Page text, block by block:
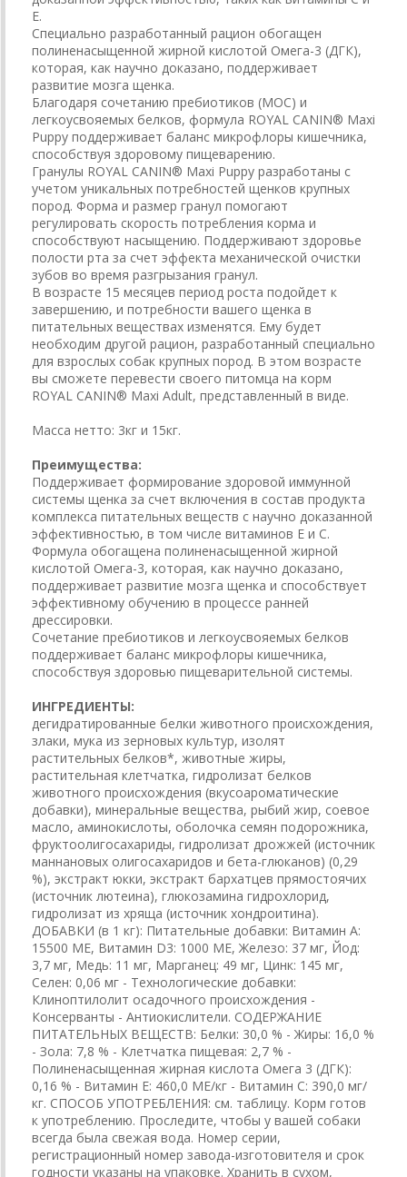
Е.
Специально разработанный рацион обогащен
полиненасыщенной жирной кислотой Омега-3 (ДГК),
которая, как научно доказано, поддерживает
развитие мозга щенка.
Благодаря сочетанию пребиотиков (МОС) и
легкоусвояемых белков, формула ROYAL CANIN® Maxi
Puppy поддерживает баланс микрофлоры кишечника,
способствуя здоровому пищеварению.
Гранулы ROYAL CANIN® Maxi Puppy разработаны с
учетом уникальных потребностей щенков крупных
пород. Форма и размер гранул помогают
регулировать скорость потребления корма и
способствуют насыщению. Поддерживают здоровье
полости рта за счет эффекта механической очистки
зубов во время разгрызания гранул.
В возрасте 15 месяцев период роста подойдет к
завершению, и потребности вашего щенка в
питательных веществах изменятся. Ему будет
необходим другой рацион, разработанный специально
для взрослых собак крупных пород. В этом возрасте
вы сможете перевести своего питомца на корм
ROYAL CANIN® Maxi Adult, представленный в виде.
Масса нетто: 3кг и 15кг.
Преимущества:
Поддерживает формирование здоровой иммунной
системы щенка за счет включения в состав продукта
комплекса питательных веществ с научно доказанной
эффективностью, в том числе витаминов E и C.
Формула обогащена полиненасыщенной жирной
кислотой Омега-3, которая, как научно доказано,
поддерживает развитие мозга щенка и способствует
эффективному обучению в процессе ранней
дрессировки.
Сочетание пребиотиков и легкоусвояемых белков
поддерживает баланс микрофлоры кишечника,
способствуя здоровью пищеварительной системы.
ИНГРЕДИЕНТЫ:
дегидратированные белки животного происхождения,
злаки, мука из зерновых культур, изолят
растительных белков*, животные жиры,
растительная клетчатка, гидролизат белков
животного происхождения (вкусоароматические
добавки), минеральные вещества, рыбий жир, соевое
масло, аминокислоты, оболочкa семян подорожника,
фруктоолигосахариды, гидролизат дрожжей (источник
мaннановых олигосахаридов и бета-глюканов) (0,29
%), экстракт юкки, экстракт бархатцев прямостоячих
(источник лютеина), глюкозамина гидрохлорид,
гидролизат из хряща (источник хондроитина).
ДОБАВКИ (в 1 кг): Питательные добавки: Витамин A:
15500 ME, Витамин D3: 1000 ME, Железо: 37 мг, Йод:
3,7 мг, Медь: 11 мг, Марганец: 49 мг, Цинк: 145 мг,
Ceлeн: 0,06 мг - Технологические добавки:
Клиноптилолит осадочного происхождения -
Консерванты - Антиокислители. СОДЕРЖАНИЕ
ПИТАТЕЛЬНЫХ ВЕЩЕСТВ: Белки: 30,0 % - Жиры: 16,0 %
- Зола: 7,8 % - Клетчатка пищевая: 2,7 % -
Полиненасыщенная жирная кислота Омега 3 (ДГК):
0,16 % - Витамин E: 460,0 ME/кг - Витамин C: 390,0 мг/
кг. СПОСОБ УПОТРЕБЛЕНИЯ: см. таблицу. Корм готов
к употреблению. Проследите, чтобы у вашей собаки
всегда была свежая вода. Номер серии,
регистрационный номер завода-изготовителя и срок
годности указаны на упаковке. Хранить в сухом,